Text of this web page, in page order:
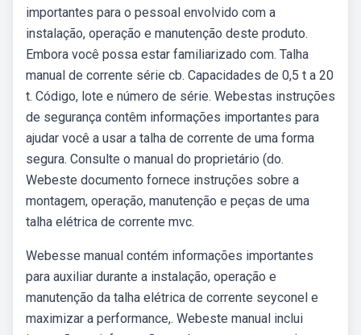
importantes para o pessoal envolvido com a
instalação, operação e manutenção deste produto.
Embora você possa estar familiarizado com. Talha
manual de corrente série cb. Capacidades de 0,5 t a 20
t. Código, lote e número de série. Webestas instruções
de segurança contêm informações importantes para
ajudar você a usar a talha de corrente de uma forma
segura. Consulte o manual do proprietário (do.
Webeste documento fornece instruções sobre a
montagem, operação, manutenção e peças de uma
talha elétrica de corrente mvc.
Webesse manual contém informações importantes
para auxiliar durante a instalação, operação e
manutenção da talha elétrica de corrente seyconel e
maximizar a performance,. Webeste manual inclui